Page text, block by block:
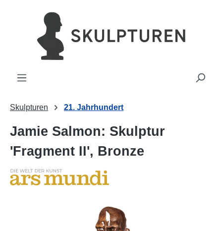
springen
Skulpturen 21. Jahrhundert
Jamie Salmon: Skulptur
'Fragment II', Bronze
Bildergalerie überspringen